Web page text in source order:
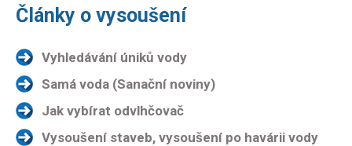
Články o vysoušení
Vyhledávání úniků vody
Samá voda (Sanační noviny)
Jak vybírat odvlhčovač
Vysoušení staveb, vysoušení po havárii vody